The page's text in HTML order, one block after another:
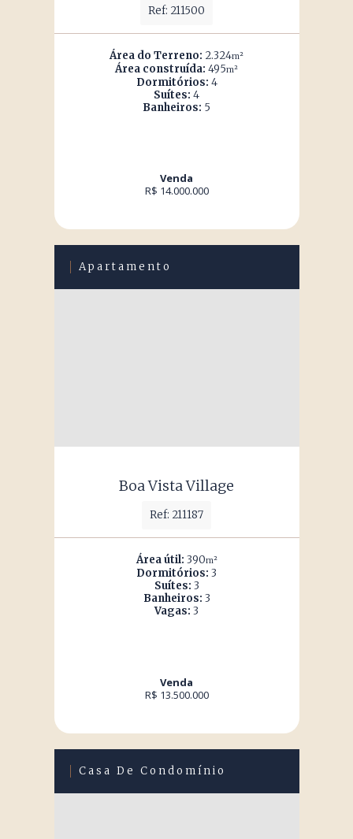
Ref: 211500
Área do Terreno: 2.324m²
Área construída: 495m²
Dormitórios: 4
Suítes: 4
Banheiros: 5
Venda
R$ 14.000.000
Apartamento
Boa Vista Village
Ref: 211187
Área útil: 390m²
Dormitórios: 3
Suítes: 3
Banheiros: 3
Vagas: 3
Venda
R$ 13.500.000
Casa De Condomínio